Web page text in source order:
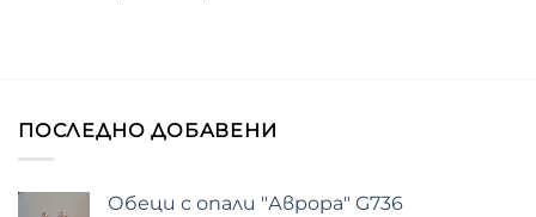
ПОСЛЕДНО ДОБАВЕНИ
Обеци с опали "Аврора" G736